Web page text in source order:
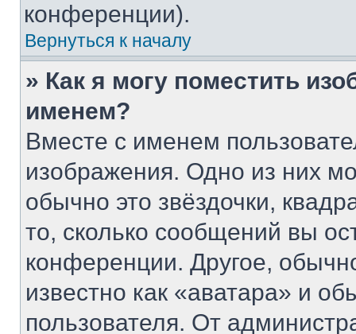
конференции).
Вернуться к началу
» Как я могу поместить
именем?
Вместе с именем
изображения. Одно из них
обычно это звёздочки,
то, сколько сообщений вы
конференции. Другое,
известно как «аватара» и
пользователя. От